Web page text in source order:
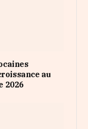
au
2026